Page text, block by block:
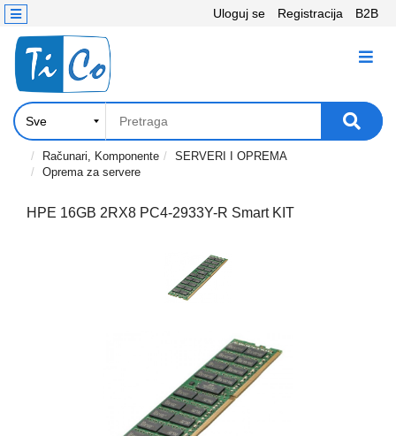
Uloguj se Registracija B2B
KATEGORIJE
Računari,
Komponente
Laptop
Kontakt
Računari, Komponente
SERVERI I OPREMA
Oprema za servere
HPE 16GB 2RX8 PC4-2933Y-R Smart KIT